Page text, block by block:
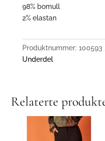
98% bomull
2% elastan
Produktnummer: 100593
Underdel
Relaterte